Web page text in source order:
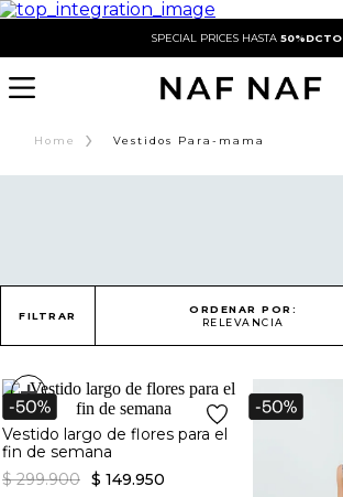
SPECIAL PRICES HASTA 50%DCTO
Home › Vestidos Para-mama
FILTRAR
ORDENAR POR:
RELEVANCIA
+
Vestido largo de flores para el
fin de semana
$ 299.900 $ 149.950